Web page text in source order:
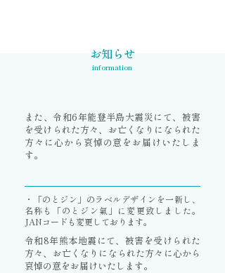
お知らせ
information
また、令和6年能登半島大震災にて、被害
を受けられた方々、お亡くなりになられた
方々に心から哀悼の意をお届けいたしま
す。
・「のとジン」のラベルデザインを一新し、
名称も「のとジン氣」に変更致しました。
JANコードも変更しております。
令和8年熊本地震にて、被害を受けられた
方々、お亡くなりになられた方々に心から
哀悼の意をお届けいたします。